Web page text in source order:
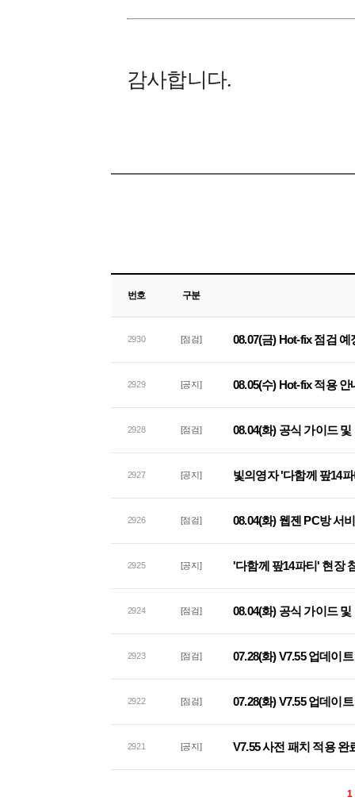
감사합니다.
번호 구분
2930 [점검] 08.07(금) Hot-fix 점검 예
2929 [공지] 08.05(수) Hot-fix 적용 안
2928 [점검] 08.04(화) 공식 가이드
2927 [공지] 빛의영자 '다함께 팦14
2926 [점검] 08.04(화) 웹젠 PC방 서
2925 [공지] '다함께 팦14파티' 현장
2924 [점검] 08.04(화) 공식 가이드
2923 [점검] 07.28(화) V7.55 업데이
2922 [점검] 07.28(화) V7.55 업데이
2921 [공지] V7.55 사전 패치 적용 완
1